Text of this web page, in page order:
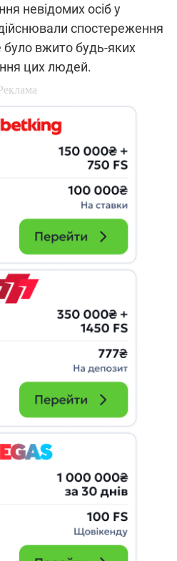
невідомих осіб у
спостереження
вжито будь-яких
цих людей.